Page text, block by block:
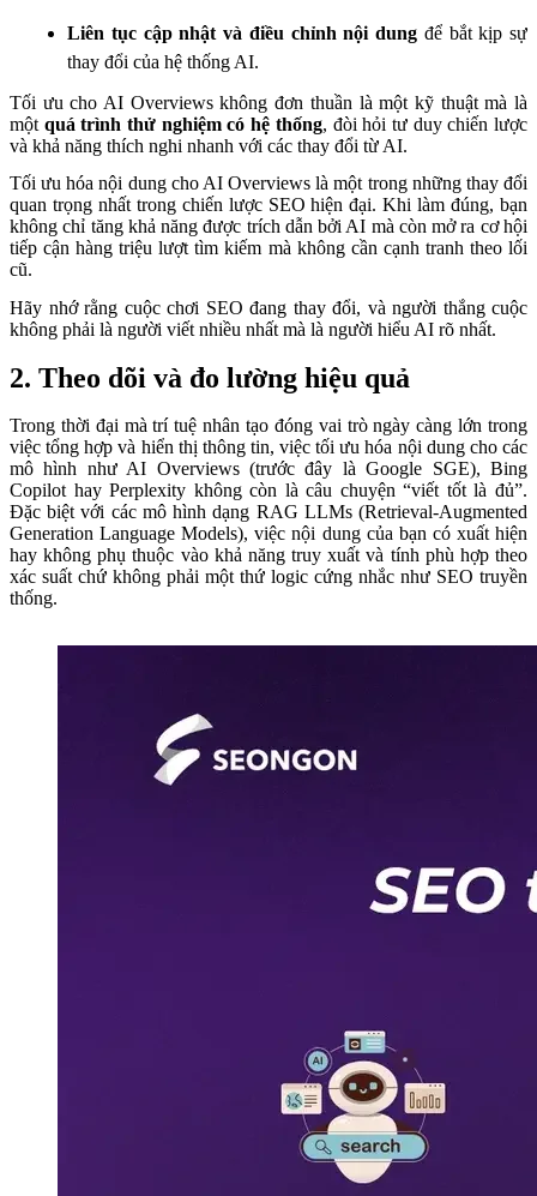
Liên tục cập nhật và điều chỉnh nội dung để bắt kịp sự
thay đổi của hệ thống AI.
Tối ưu cho AI Overviews không đơn thuần là một kỹ thuật mà là
một quá trình thử nghiệm có hệ thống, đòi hỏi tư duy chiến lược
và khả năng thích nghi nhanh với các thay đổi từ AI.
Tối ưu hóa nội dung cho AI Overviews là một trong những thay đổi
quan trọng nhất trong chiến lược SEO hiện đại. Khi làm đúng, bạn
không chỉ tăng khả năng được trích dẫn bởi AI mà còn mở ra cơ hội
tiếp cận hàng triệu lượt tìm kiếm mà không cần cạnh tranh theo lối
cũ.
Hãy nhớ rằng cuộc chơi SEO đang thay đổi, và người thắng cuộc
không phải là người viết nhiều nhất mà là người hiểu AI rõ nhất.
2. Theo dõi và đo lường hiệu quả
Trong thời đại mà trí tuệ nhân tạo đóng vai trò ngày càng lớn trong
việc tổng hợp và hiển thị thông tin, việc tối ưu hóa nội dung cho các
mô hình như AI Overviews (trước đây là Google SGE), Bing
Copilot hay Perplexity không còn là câu chuyện “viết tốt là đủ”.
Đặc biệt với các mô hình dạng RAG LLMs (Retrieval-Augmented
Generation Language Models), việc nội dung của bạn có xuất hiện
hay không phụ thuộc vào khả năng truy xuất và tính phù hợp theo
xác suất chứ không phải một thứ logic cứng nhắc như SEO truyền
thống.